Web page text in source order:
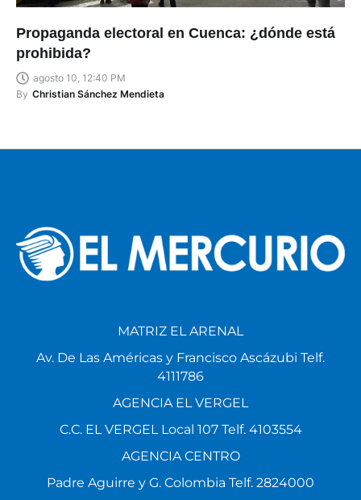
Propaganda electoral en Cuenca: ¿dónde está
prohibida?
agosto 10, 12:40 PM
By Christian Sánchez Mendieta
MATRIZ EL ARENAL
Av. De Las Américas y Francisco Ascázubi Telf.
4111786
AGENCIA EL VERGEL
C.C. EL VERGEL Local 107 Telf. 4103554
AGENCIA CENTRO
Padre Aguirre y G. Colombia Telf. 2824000